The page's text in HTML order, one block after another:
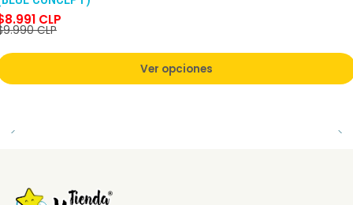
CLP
CLP
Ver opciones